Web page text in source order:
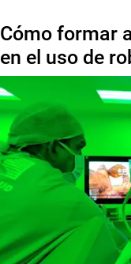
Cómo formar
en el uso de